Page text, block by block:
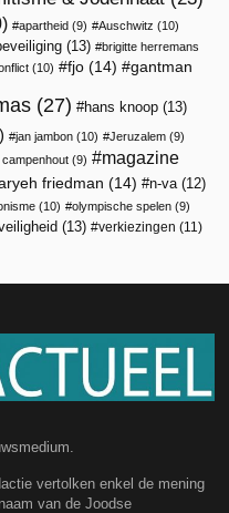
apartheid (9) Auschwitz (10)
(13)
brigitte herremans
(10) fjo (14) gantman
(27) hans knoop (13)
jan jambon (10) Jeruzalem (9)
(9)
magazine
friedman (14) n-va(12)
(10) olympische spelen (9)
(13) verkiezingen (11)
vertolken enkel de mening
van de Joodse